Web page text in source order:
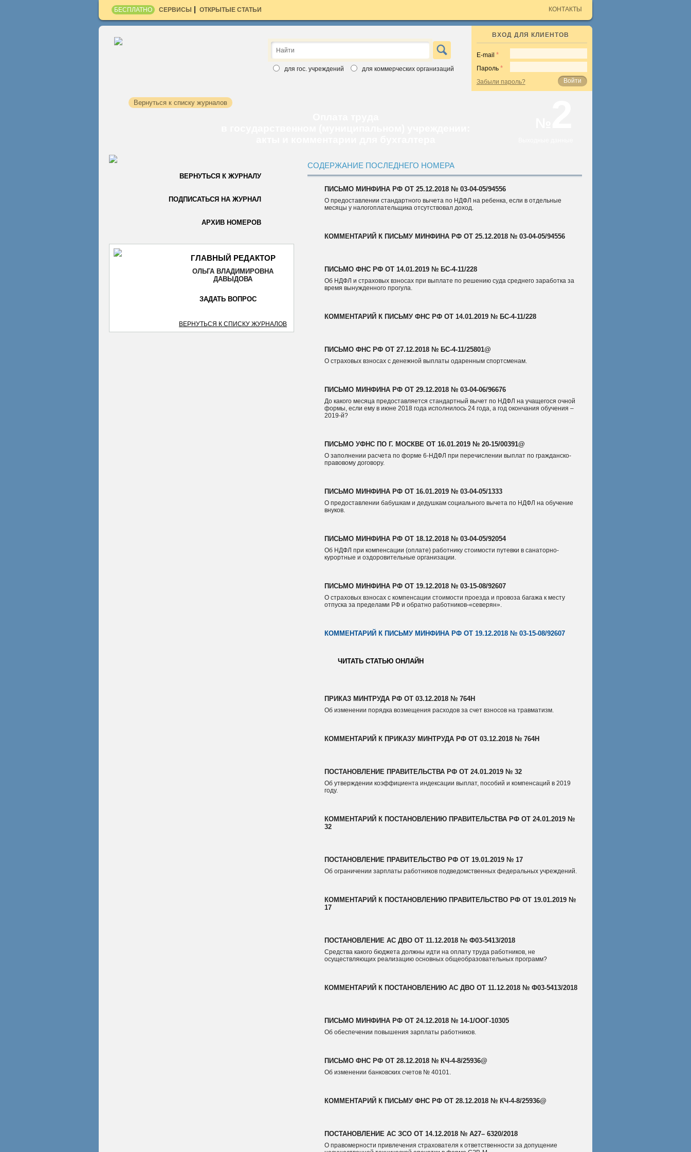
БЕСПЛАТНО СЕРВИСЫ ОТКРЫТЫЕ СТАТЬИ КОНТАКТЫ
для гос. учреждений для коммерческих организаций
ВХОД ДЛЯ КЛИЕНТОВ
E-mail
Пароль
Войти
Забыли пароль?
Вернуться к списку журналов
ВЕРНУТЬСЯ К ЖУРНАЛУ
ПОДПИСАТЬСЯ НА ЖУРНАЛ
АРХИВ НОМЕРОВ
ГЛАВНЫЙ РЕДАКТОР
ОЛЬГА ВЛАДИМИРОВНА
ДАВЫДОВА
ЗАДАТЬ ВОПРОС
ВЕРНУТЬСЯ К СПИСКУ ЖУРНАЛОВ
СОДЕРЖАНИЕ ПОСЛЕДНЕГО НОМЕРА
ПИСЬМО МИНФИНА РФ ОТ 25.12.2018 № 03-04-05/94556
О предоставлении стандартного вычета по НДФЛ на ребенка, если в отдельные
месяцы у налогоплательщика отсутствовал доход.
КОММЕНТАРИЙ К ПИСЬМУ МИНФИНА РФ ОТ 25.12.2018 № 03-04-05/94556
ПИСЬМО ФНС РФ ОТ 14.01.2019 № БС-4-11/228
Об НДФЛ и страховых взносах при выплате по решению суда среднего заработка за
время вынужденного прогула.
КОММЕНТАРИЙ К ПИСЬМУ ФНС РФ ОТ 14.01.2019 № БС-4-11/228
ПИСЬМО ФНС РФ ОТ 27.12.2018 № БС-4-11/25801@
О страховых взносах с денежной выплаты одаренным спортсменам.
ПИСЬМО МИНФИНА РФ ОТ 29.12.2018 № 03-04-06/96676
До какого месяца предоставляется стандартный вычет по НДФЛ на учащегося очной
формы, если ему в июне 2018 года исполнилось 24 года, а год окончания обучения –
2019-й?
ПИСЬМО УФНС ПО Г. МОСКВЕ ОТ 16.01.2019 № 20-15/00391@
О заполнении расчета по форме 6-НДФЛ при перечислении выплат по гражданско-
правовому договору.
ПИСЬМО МИНФИНА РФ ОТ 16.01.2019 № 03-04-05/1333
О предоставлении бабушкам и дедушкам социального вычета по НДФЛ на обучение
внуков.
ПИСЬМО МИНФИНА РФ ОТ 18.12.2018 № 03-04-05/92054
Об НДФЛ при компенсации (оплате) работнику стоимости путевки в санаторно-
курортные и оздоровительные организации.
ПИСЬМО МИНФИНА РФ ОТ 19.12.2018 № 03-15-08/92607
О страховых взносах с компенсации стоимости проезда и провоза багажа к месту
отпуска за пределами РФ и обратно работников-«северян».
КОММЕНТАРИЙ К ПИСЬМУ МИНФИНА РФ ОТ 19.12.2018 № 03-15-08/92607
ЧИТАТЬ СТАТЬЮ ОНЛАЙН
ПРИКАЗ МИНТРУДА РФ ОТ 03.12.2018 № 764Н
Об изменении порядка возмещения расходов за счет взносов на травматизм.
КОММЕНТАРИЙ К ПРИКАЗУ МИНТРУДА РФ ОТ 03.12.2018 № 764Н
ПОСТАНОВЛЕНИЕ ПРАВИТЕЛЬСТВА РФ ОТ 24.01.2019 № 32
Об утверждении коэффициента индексации выплат, пособий и компенсаций в 2019
году.
КОММЕНТАРИЙ К ПОСТАНОВЛЕНИЮ ПРАВИТЕЛЬСТВА РФ ОТ 24.01.2019 №
32
ПОСТАНОВЛЕНИЕ ПРАВИТЕЛЬСТВО РФ ОТ 19.01.2019 № 17
Об ограничении зарплаты работников подведомственных федеральных учреждений.
КОММЕНТАРИЙ К ПОСТАНОВЛЕНИЮ ПРАВИТЕЛЬСТВО РФ ОТ 19.01.2019 №
17
ПОСТАНОВЛЕНИЕ АС ДВО ОТ 11.12.2018 № Ф03-5413/2018
Средства какого бюджета должны идти на оплату труда работников, не
осуществляющих реализацию основных общеобразовательных программ?
КОММЕНТАРИЙ К ПОСТАНОВЛЕНИЮ АС ДВО ОТ 11.12.2018 № Ф03-5413/2018
ПИСЬМО МИНФИНА РФ ОТ 24.12.2018 № 14-1/ООГ-10305
Об обеспечении повышения зарплаты работников.
ПИСЬМО ФНС РФ ОТ 28.12.2018 № КЧ-4-8/25936@
Об изменении банковских счетов № 40101.
КОММЕНТАРИЙ К ПИСЬМУ ФНС РФ ОТ 28.12.2018 № КЧ-4-8/25936@
ПОСТАНОВЛЕНИЕ АС ЗСО ОТ 14.12.2018 № А27– 6320/2018
О правомерности привлечения страхователя к ответственности за допущение
ЗАЯВКА НА БЕСПЛАТНЫЙ НОМЕР
Введите свои данные, выберите интересный вам журнал и
Для коммерческих организаций
Для государственных учреждений
ОТПРАВИТЬ